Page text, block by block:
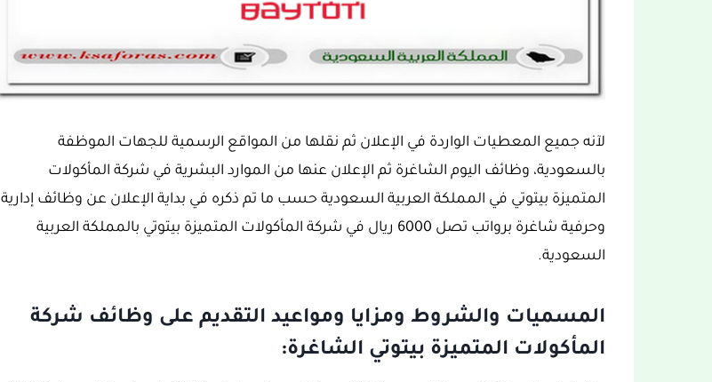
لآنه جميع المعطيات الواردة في الإعلان ثم نقلها من المواقع الرسمية للجهات الموظفة
بالسعودية، وظائف اليوم الشاغرة ثم الإعلان عنها من الموارد البشرية في شركة المأكولات
المتميزة بيتوتي في المملكة العربية السعودية حسب ما تم ذكره في بداية الإعلان عن وظائف إدارية
وحرفية شاغرة برواتب تصل 6000 ريال في شركة المأكولات المتميزة بيتوتي بالمملكة العربية
السعودية.
المسميات والشروط ومزايا ومواعيد التقديم على وظائف شركة
المأكولات المتميزة بيتوتي الشاغرة: